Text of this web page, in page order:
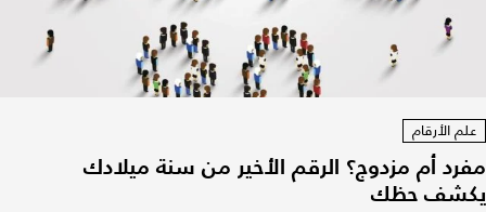
علم الأرقام
مفرد أم مزدوج؟ الرقم الأخير من سنة ميلادك
يكشف حظك